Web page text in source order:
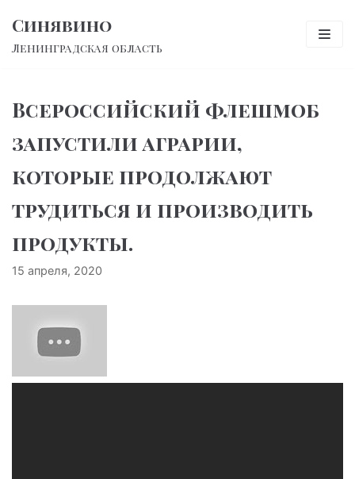
Перейти
к
Синявино
Ленинградская область
Всероссийский флешмоб
запустили аграрии,
которые продолжают
трудиться и производить
продукты.
15 апреля, 2020